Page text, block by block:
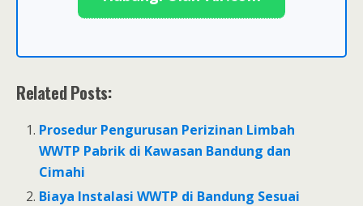
Related Posts:
Prosedur Pengurusan Perizinan Limbah
WWTP Pabrik di Kawasan Bandung dan
Cimahi
Biaya Instalasi WWTP di Bandung Sesuai